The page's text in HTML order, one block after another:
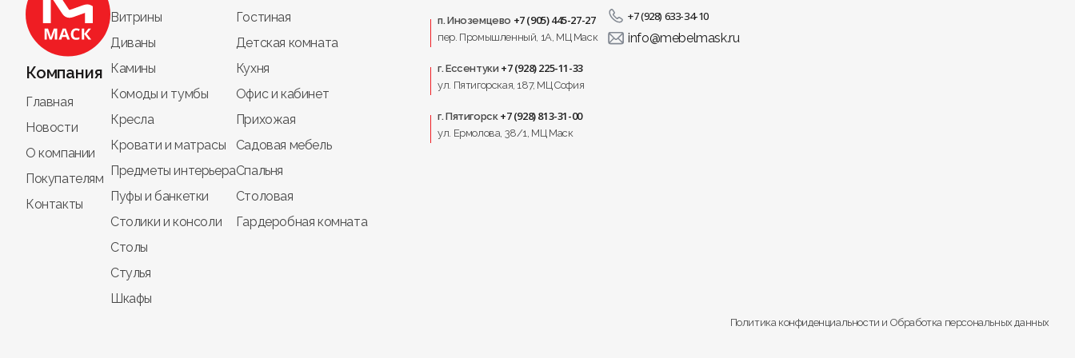
Круглые столы от Мебель МАСК- это сочетание комфорта, эстетики и функциональности, которое делает интерьер уютным и сбалансированным.
Компания
Главная
Новости
О компании
Покупателям
Контакты
Витрины
Диваны
Камины
Комоды и тумбы
Кресла
Кровати и матрасы
Предметы интерьера
Пуфы и банкетки
Столики и консоли
Столы
Стулья
Шкафы
Гостиная
Детская комната
Кухня
Офис и кабинет
Прихожая
Садовая мебель
Спальня
Столовая
Гардеробная комната
п. Иноземцево +7 (905) 445-27-27
пер. Промышленный, 1A, МЦ Маск
г. Ессентуки +7 (928) 225-11-33
ул. Пятигорская, 187, МЦ София
г. Пятигорск +7 (928) 813-31-00
ул. Ермолова, 38/1, МЦ Маск
+7 (928) 633-34-10
info@mebelmask.ru
Политика конфиденциальности и Обработка персональных данных